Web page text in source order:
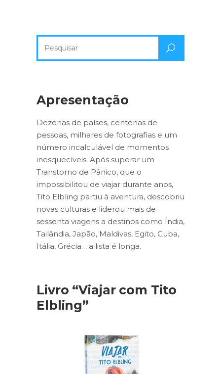
por:
Apresentação
Dezenas de países, centenas de
pessoas, milhares de fotografias e um
número incalculável de momentos
inesquecíveis. Após superar um
Transtorno de Pânico, que o
impossibilitou de viajar durante anos,
Tito Elbling partiu à aventura, descobriu
novas culturas e liderou mais de
sessenta viagens a destinos como Índia,
Tailândia, Japão, Maldivas, Egito, Cuba,
Itália, Grécia… a lista é longa.
Livro “Viajar com Tito
Elbling”